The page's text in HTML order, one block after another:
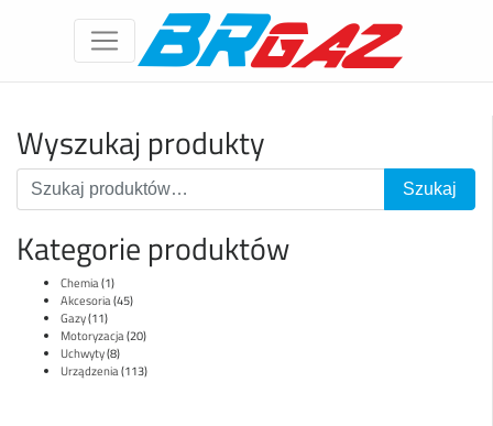
Wyszukaj produkty
Kategorie produktów
Chemia(1)
Akcesoria(45)
Gazy(11)
Motoryzacja(20)
Uchwyty(8)
Urządzenia(113)